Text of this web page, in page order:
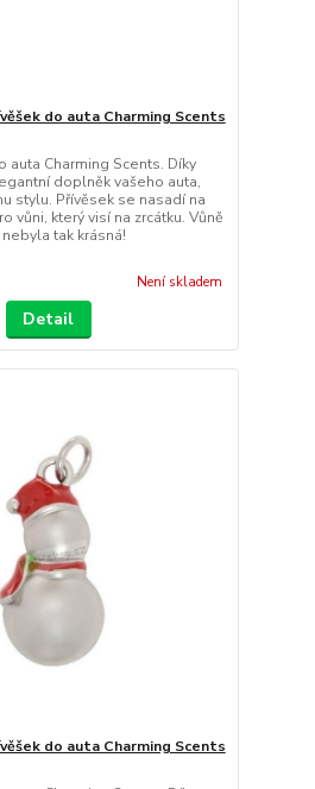
do auta Charming Scents
auta Charming Scents. Díky
doplněk vašeho auta,
stylu. Přívěsek se nasadí na
vůni, který visí na zrcátku. Vůně
tak krásná!
Není skladem
Detail
do auta Charming Scents